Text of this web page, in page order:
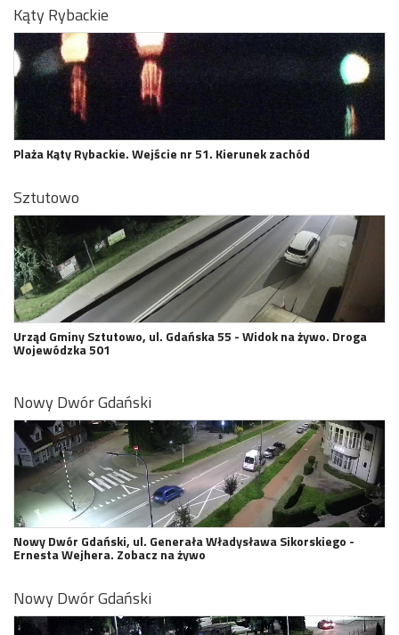
Kąty Rybackie
Plaża Kąty Rybackie. Wejście nr 51. Kierunek zachód
Sztutowo
Urząd Gminy Sztutowo, ul. Gdańska 55 - Widok na żywo. Droga
Wojewódzka 501
Nowy Dwór Gdański
Nowy Dwór Gdański, ul. Generała Władysława Sikorskiego -
Ernesta Wejhera. Zobacz na żywo
Nowy Dwór Gdański